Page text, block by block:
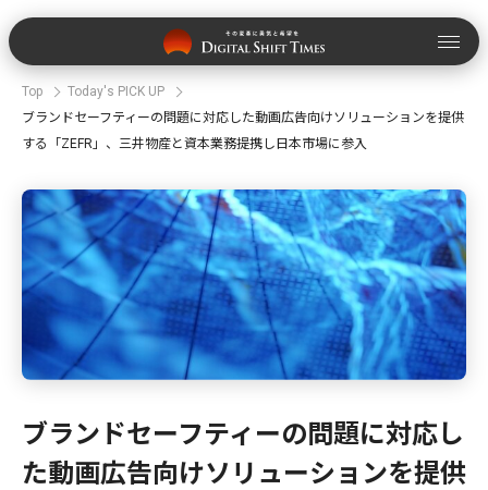
Top
Today's PICK UP
ブランドセーフティーの問題に対応した動画広告向けソリューションを提供
する「ZEFR」、三井物産と資本業務提携し日本市場に参入
ブランドセーフティーの問題に対応し
た動画広告向けソリューションを提供